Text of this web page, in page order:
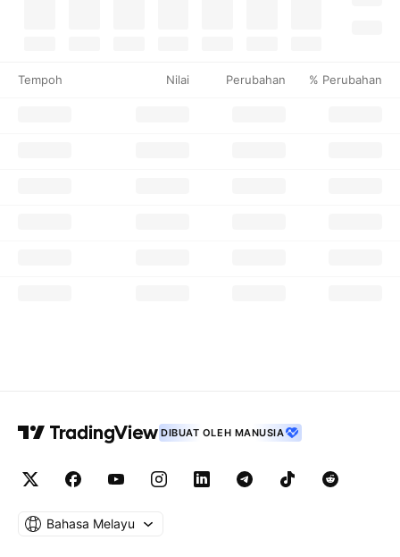
Tempoh Nilai Perubahan % Perubahan
DIBUAT OLEH MANUSIA
Bahasa Melayu